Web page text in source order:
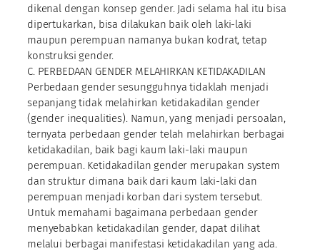
dikenal dengan konsep gender. Jadi selama hal itu bisa
dipertukarkan, bisa dilakukan baik oleh laki-laki
maupun perempuan namanya bukan kodrat, tetap
konstruksi gender.
C. PERBEDAAN GENDER MELAHIRKAN KETIDAKADILAN
Perbedaan gender sesungguhnya tidaklah menjadi
sepanjang tidak melahirkan ketidakadilan gender
(gender inequalities). Namun, yang menjadi persoalan,
ternyata perbedaan gender telah melahirkan berbagai
ketidakadilan, baik bagi kaum laki-laki maupun
perempuan. Ketidakadilan gender merupakan system
dan struktur dimana baik dari kaum laki-laki dan
perempuan menjadi korban dari system tersebut.
Untuk memahami bagaimana perbedaan gender
menyebabkan ketidakadilan gender, dapat dilihat
melalui berbagai manifestasi ketidakadilan yang ada.